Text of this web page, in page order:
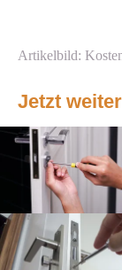
Artikelbild:
Jetzt